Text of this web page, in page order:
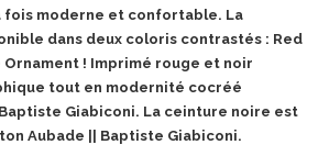
fois moderne et confortable. La
dans deux coloris contrastés : Red
! Imprimé rouge et noir
tout en modernité cocréé
Giabiconi. La ceinture noire est
Aubade || Baptiste Giabiconi.